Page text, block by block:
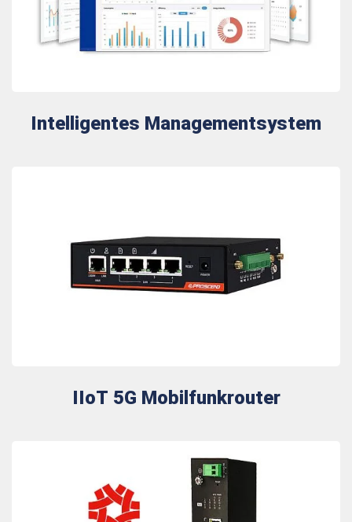
Intelligentes Managementsystem
IIoT 5G Mobilfunkrouter